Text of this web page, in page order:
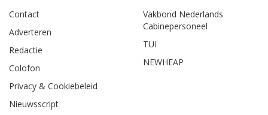
Contact
Adverteren
Redactie
Colofon
Privacy & Cookiebeleid
Nieuwsscript
Vakbond Nederlands
Cabinepersoneel
TUI
NEWHEAP